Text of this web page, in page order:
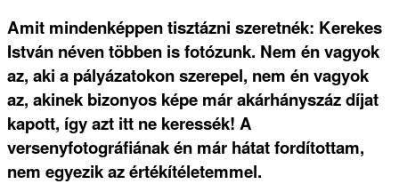
Amit mindenképpen tisztázni szeretnék: Kerekes
István néven többen is fotózunk. Nem én vagyok
az, aki a pályázatokon szerepel, nem én vagyok
az, akinek bizonyos képe már akárhányszáz díjat
kapott, így azt itt ne keressék! A
versenyfotográfiának én már hátat fordítottam,
nem egyezik az értékítéletemmel.